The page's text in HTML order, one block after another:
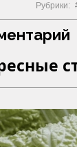
Рубрики: